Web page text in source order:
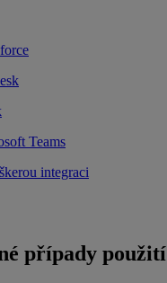
Teams
integraci
případy použití